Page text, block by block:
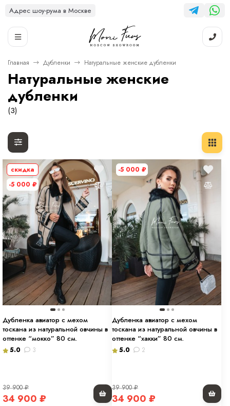
Адрес шоу-рума в Москве
Главная Дубленки Натуральные женские дубленки
Натуральные женские
дубленки
(3)
скидка
-5 000 ₽
Дубленка авиатор с мехом
тоскана из натуральной овчины в
оттенке “мокко” 80 см.
5.0 3
39 900₽
34 900 ₽
-5 000 ₽
Дубленка авиатор с мехом
тоскана из натуральной овчины в
оттенке “хакки” 80 см.
5.0 2
39 900₽
34 900 ₽